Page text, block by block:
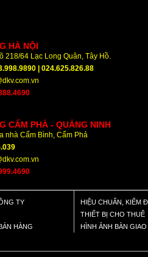
HÀ NỘI
218/64 Lạc Long Quân, Tây Hồ.
| 024.625.826.88
CẨM PHẢ - QUẢNG NINH
nhà Cẩm Bình, Cẩm Phả
TY
HÀNG
HIỆU CHUẨN, KIỂM
THIẾT BỊ CHO THUÊ
HÌNH ẢNH BÀN